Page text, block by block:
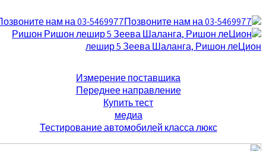
Monochrome
нам на 03-5469977
Ришон
лешир 5 Зеева Шаланга, Ришон леЦион
Измерение поставщика
Переднее направление
Купить тест
медиа
Тестирование автомобилей класса люкс